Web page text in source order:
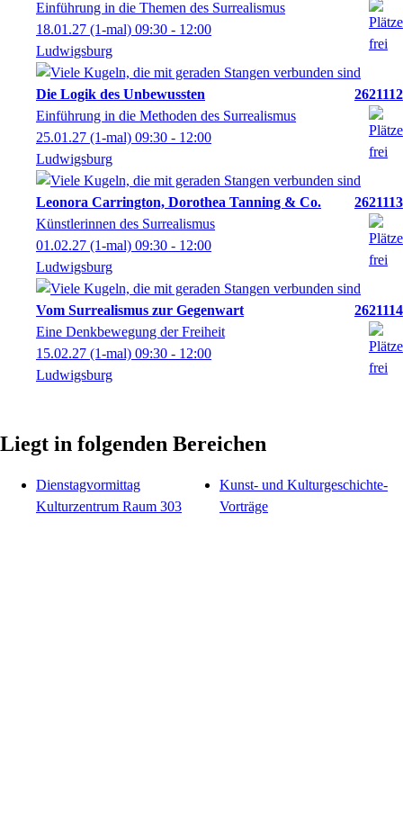
Einführung in die Themen des Surrealismus
18.01.27 (1-mal) 09:30 - 12:00
Ludwigsburg
Die Logik des Unbewussten
2621112
Einführung in die Methoden des Surrealismus
25.01.27 (1-mal) 09:30 - 12:00
Ludwigsburg
Leonora Carrington, Dorothea Tanning & Co.
2621113
Künstlerinnen des Surrealismus
01.02.27 (1-mal) 09:30 - 12:00
Ludwigsburg
Vom Surrealismus zur Gegenwart
2621114
Eine Denkbewegung der Freiheit
15.02.27 (1-mal) 09:30 - 12:00
Ludwigsburg
Liegt in folgenden Bereichen
Dienstagvormittag
Kulturzentrum Raum 303
Kunst- und Kulturgeschichte-
Vorträge